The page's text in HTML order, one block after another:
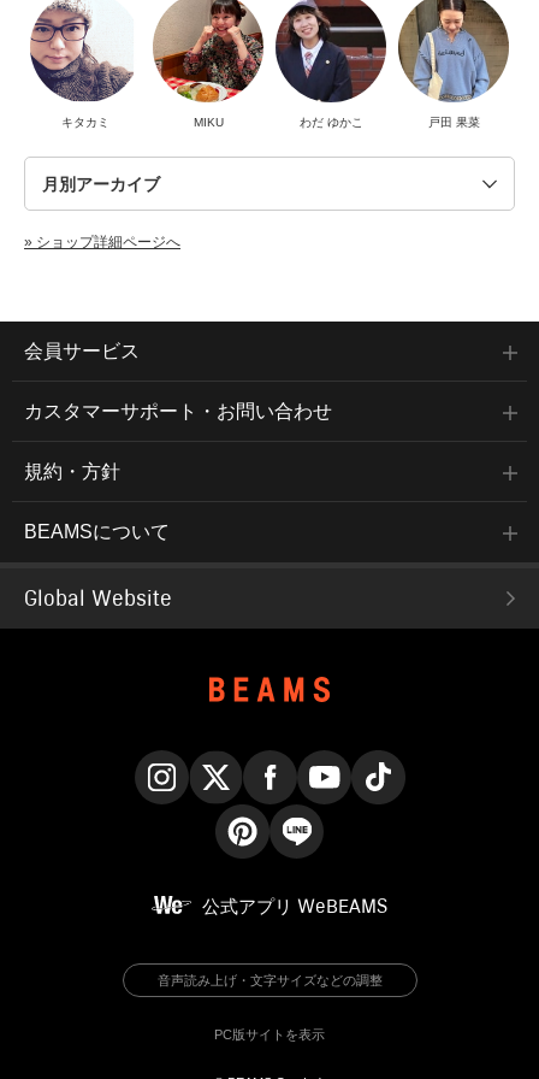
キタカミ MIKU わだ ゆかこ 戸田 果菜
» ショップ詳細ページへ
会員サービス
カスタマーサポート・お問い合わせ
規約・方針
BEAMSについて
Global Website
公式アプリ WeBEAMS
音声読み上げ・文字サイズなどの調整
PC版サイトを表示